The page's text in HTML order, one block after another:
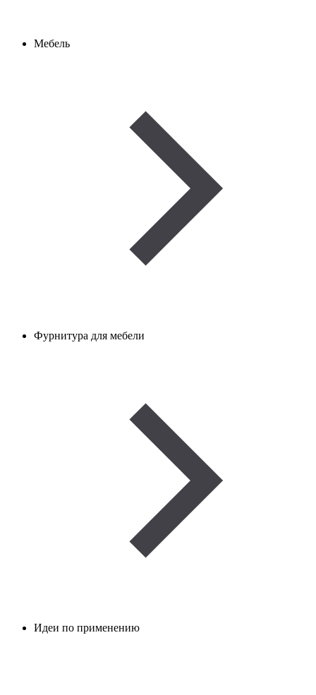
Мебель
Фурнитура для мебели
Идеи по применению